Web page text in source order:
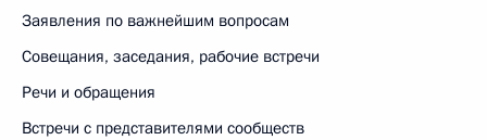
Заявления по важнейшим вопросам
Совещания, заседания, рабочие встречи
Речи и обращения
Встречи с представителями сообществ